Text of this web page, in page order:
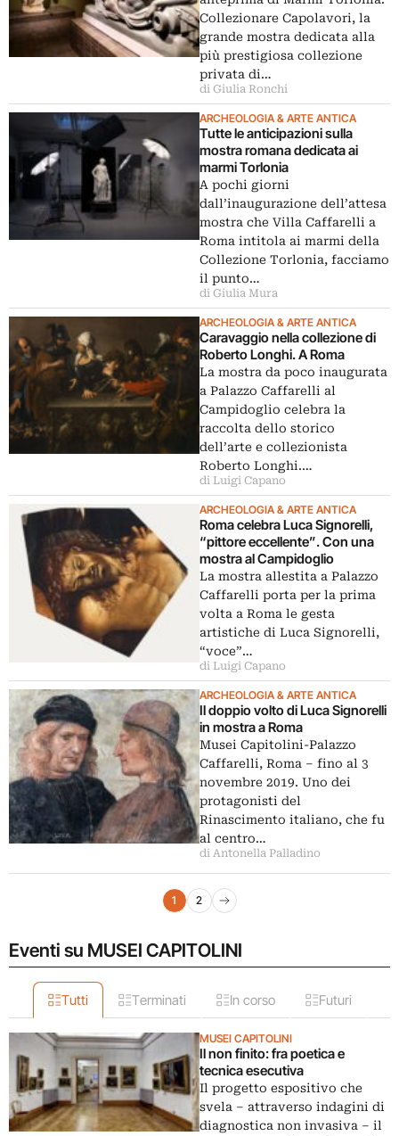
Collezionare Capolavori, la
grande mostra dedicata alla
più prestigiosa collezione
privata di…
di Giulia Ronchi
ARCHEOLOGIA & ARTE ANTICA
Tutte le anticipazioni sulla
mostra romana dedicata ai
marmi Torlonia
A pochi giorni
dall’inaugurazione dell’attesa
mostra che Villa Caffarelli a
Roma intitola ai marmi della
Collezione Torlonia, facciamo
il punto…
di Giulia Mura
ARCHEOLOGIA & ARTE ANTICA
Caravaggio nella collezione di
Roberto Longhi. A Roma
La mostra da poco inaugurata
a Palazzo Caffarelli al
Campidoglio celebra la
raccolta dello storico
dell’arte e collezionista
Roberto Longhi.…
di Luigi Capano
ARCHEOLOGIA & ARTE ANTICA
Roma celebra Luca Signorelli,
“pittore eccellente”. Con una
mostra al Campidoglio
La mostra allestita a Palazzo
Caffarelli porta per la prima
volta a Roma le gesta
artistiche di Luca Signorelli,
“voce”…
di Luigi Capano
ARCHEOLOGIA & ARTE ANTICA
Il doppio volto di Luca Signorelli
in mostra a Roma
Musei Capitolini-Palazzo
Caffarelli, Roma – fino al 3
novembre 2019. Uno dei
protagonisti del
Rinascimento italiano, che fu
al centro…
di Antonella Palladino
Navigazione articoli
1 2
Pagina successiva
Eventi su MUSEI CAPITOLINI
Tutti Terminati In corso Futuri
MUSEI CAPITOLINI
Il non finito: fra poetica e
tecnica esecutiva
Il progetto espositivo che
svela – attraverso indagini di
diagnostica non invasiva – il